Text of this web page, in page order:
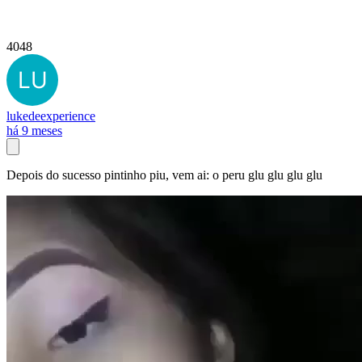
4048
lukedeexperience
há 9 meses
Depois do sucesso pintinho piu, vem ai: o peru glu glu glu glu